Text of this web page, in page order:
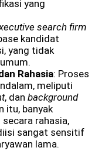
yang
search firm
kandidat
yang tidak
Rahasia: Proses
meliputi
, dan background
itu, banyak
rahasia,
sangat sensitif
lama.